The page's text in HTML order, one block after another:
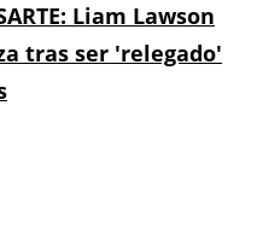
Liam Lawson
tras ser 'relegado'